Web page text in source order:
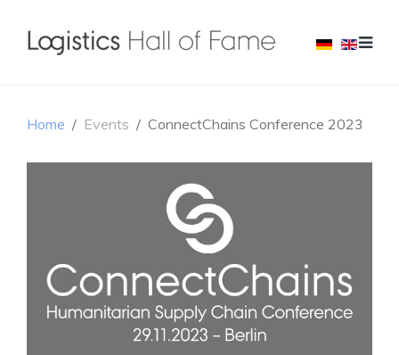
Home Events ConnectChains Conference 2023